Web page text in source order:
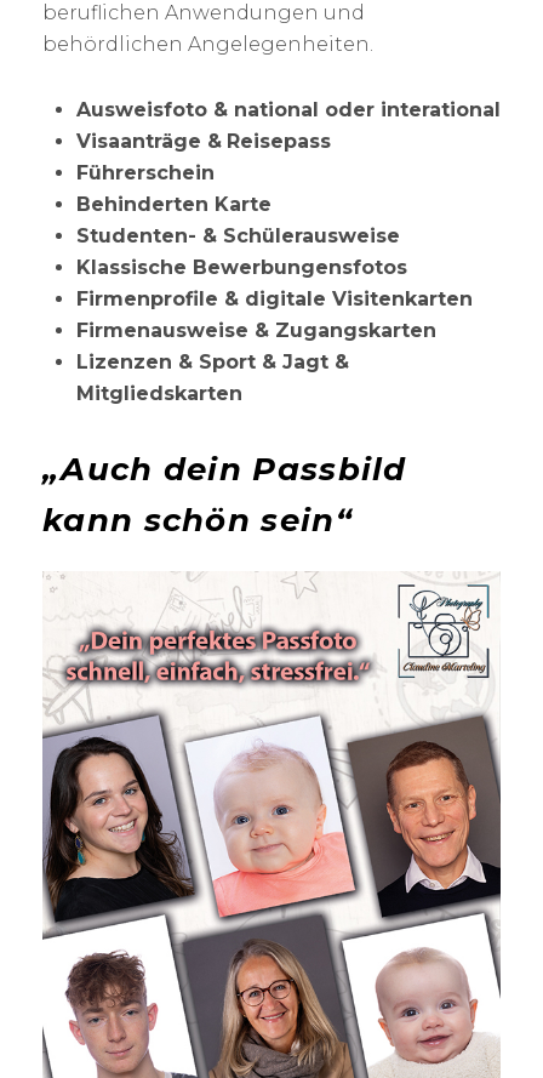
beruflichen Anwendungen und
behördlichen Angelegenheiten.
Ausweisfoto & national oder interational
Visaanträge & Reisepass
Führerschein
Behinderten Karte
Studenten- & Schülerausweise
Klassische Bewerbungensfotos
Firmenprofile & digitale Visitenkarten
Firmenausweise & Zugangskarten
Lizenzen & Sport & Jagt &
Mitgliedskarten
„Auch dein Passbild
kann schön sein“